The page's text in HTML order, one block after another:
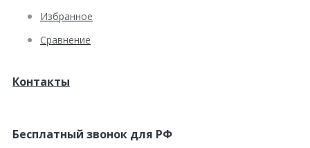
Избранное
Сравнение
Контакты
Бесплатный звонок для РФ